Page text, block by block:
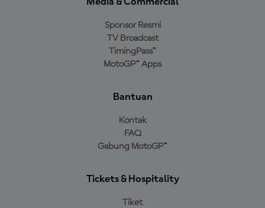
Sponsor Resmi
TV Broadcast
TimingPass™
MotoGP™ Apps
Bantuan
Kontak
FAQ
Gabung MotoGP™
Tickets & Hospitality
Tiket